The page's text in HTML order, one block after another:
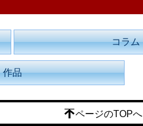
コラム
作品
ページのTOPへ